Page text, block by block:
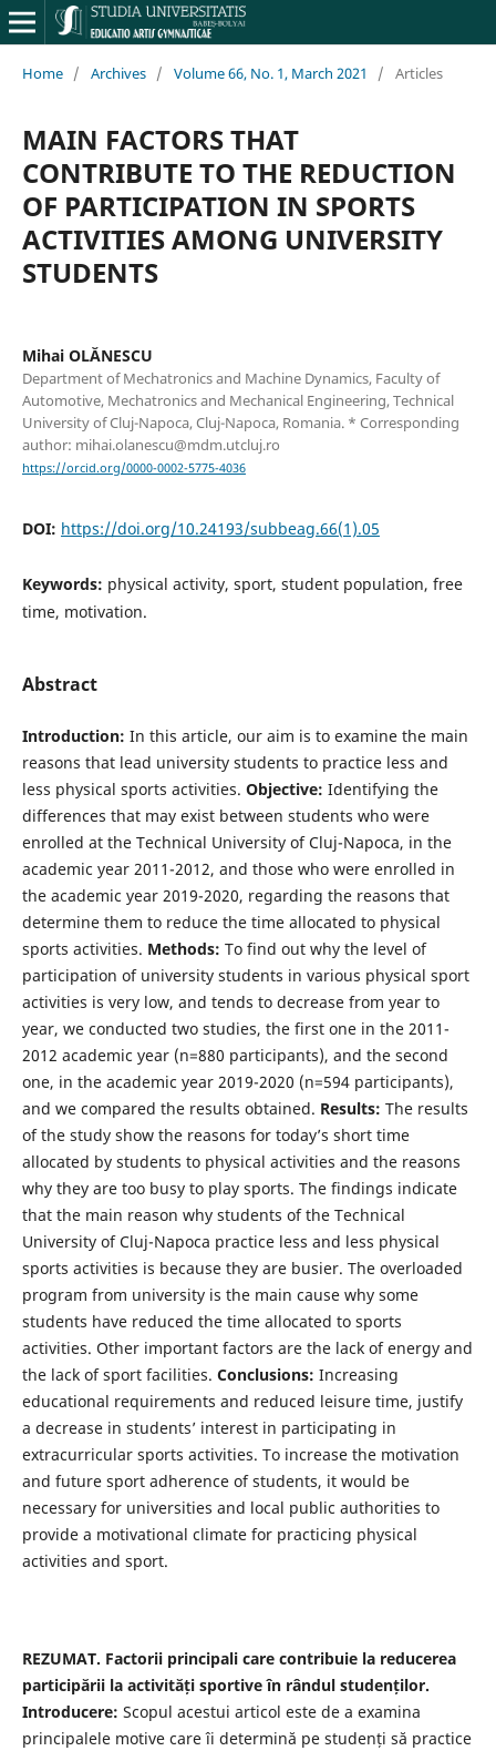
Home / Archives / Volume 66, No. 1, March 2021 / Articles
MAIN FACTORS THAT
CONTRIBUTE TO THE REDUCTION
OF PARTICIPATION IN SPORTS
ACTIVITIES AMONG UNIVERSITY
STUDENTS
Mihai OLĂNESCU
Department of Mechatronics and Machine Dynamics, Faculty of
Automotive, Mechatronics and Mechanical Engineering, Technical
University of Cluj-Napoca, Cluj-Napoca, Romania. * Corresponding
author: mihai.olanescu@mdm.utcluj.ro
https://orcid.org/0000-0002-5775-4036
DOI: https://doi.org/10.24193/subbeag.66(1).05
Keywords: physical activity, sport, student population, free
time, motivation.
Abstract
Introduction: In this article, our aim is to examine the main
reasons that lead university students to practice less and
less physical sports activities. Objective: Identifying the
differences that may exist between students who were
enrolled at the Technical University of Cluj-Napoca, in the
academic year 2011-2012, and those who were enrolled in
the academic year 2019-2020, regarding the reasons that
determine them to reduce the time allocated to physical
sports activities. Methods: To find out why the level of
participation of university students in various physical sport
activities is very low, and tends to decrease from year to
year, we conducted two studies, the first one in the 2011-
2012 academic year (n=880 participants), and the second
one, in the academic year 2019-2020 (n=594 participants),
and we compared the results obtained. Results: The results
of the study show the reasons for today’s short time
allocated by students to physical activities and the reasons
why they are too busy to play sports. The findings indicate
that the main reason why students of the Technical
University of Cluj-Napoca practice less and less physical
sports activities is because they are busier. The overloaded
program from university is the main cause why some
students have reduced the time allocated to sports
activities. Other important factors are the lack of energy and
the lack of sport facilities. Conclusions: Increasing
educational requirements and reduced leisure time, justify
a decrease in students’ interest in participating in
extracurricular sports activities. To increase the motivation
and future sport adherence of students, it would be
necessary for universities and local public authorities to
provide a motivational climate for practicing physical
activities and sport.
REZUMAT. Factorii principali care contribuie la reducerea
participării la activități sportive în rândul studenților.
Introducere: Scopul acestui articol este de a examina
principalele motive care îi determină pe studenți să practice